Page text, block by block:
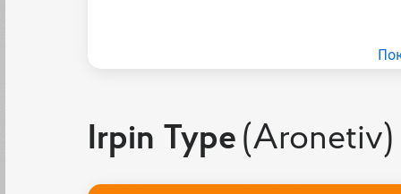
Irpin Type (Aronetiv)